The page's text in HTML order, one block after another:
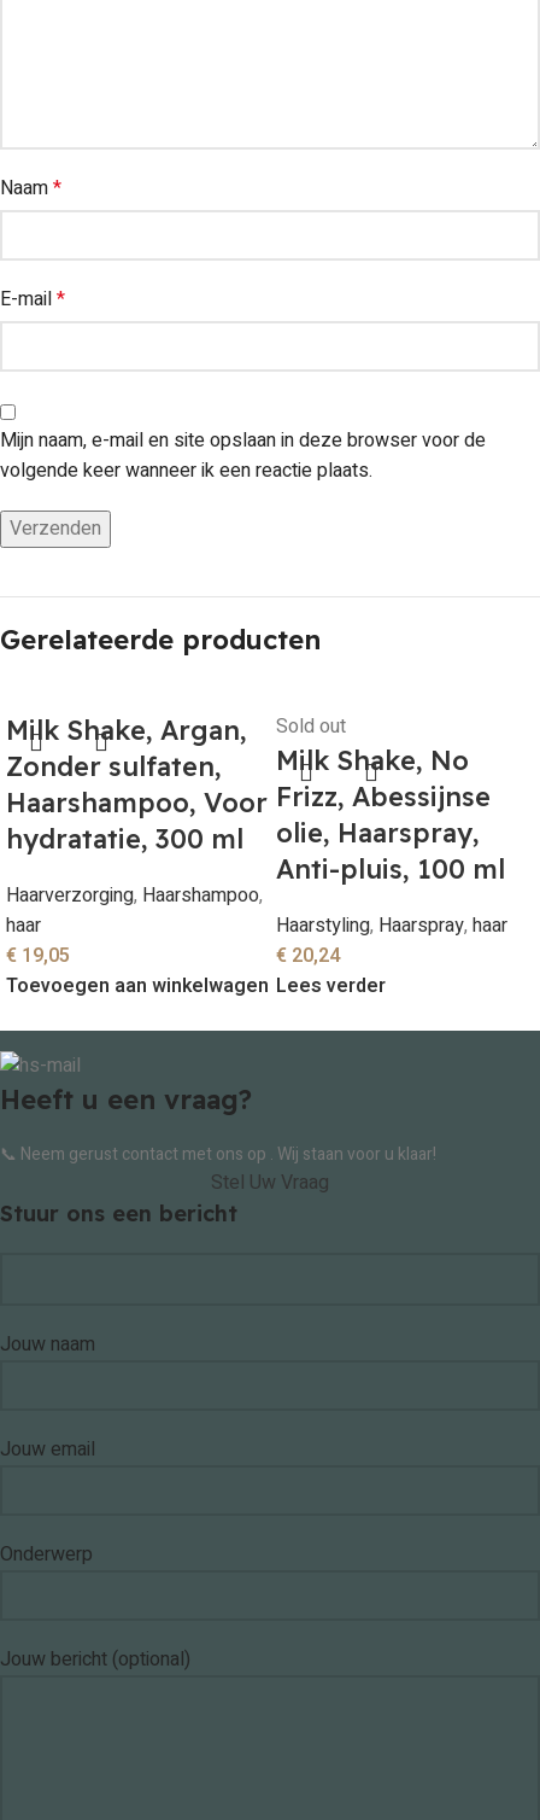
Naam*
E-mail*
Mijn naam, e-mail en site opslaan in deze browser voor de
volgende keer wanneer ik een reactie plaats.
Gerelateerde producten
Milk Shake, Argan,
Zonder sulfaten,
Haarshampoo, Voor
hydratatie, 300 ml
Haarverzorging, Haarshampoo,
haar
€ 19,05
Toevoegen aan winkelwagen
Sold out
Milk Shake, No
Frizz, Abessijnse
olie, Haarspray,
Anti-pluis, 100 ml
Haarstyling, Haarspray, haar
€ 20,24
Lees verder
Heeft u een vraag?
📞 Neem gerust contact met ons op . Wij staan voor u klaar!
Stel Uw Vraag
Stuur ons een bericht
Jouw naam
Jouw email
Onderwerp
Jouw bericht (optional)